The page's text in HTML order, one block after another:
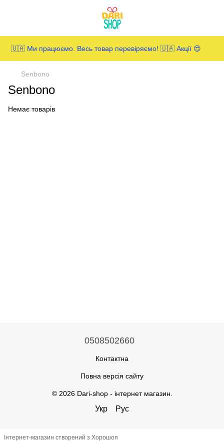
🇺🇦 Ми працюємо. Весь товар перевіряємо! 🇺🇦 Акції 😍
Senbono
Senbono
Немає товарів
0508502660
Контактна
Повна версія сайту
© 2026 Dari-shop - інтернет магазин.
Укр Рус
Інтернет-магазин створений з Хорошоп